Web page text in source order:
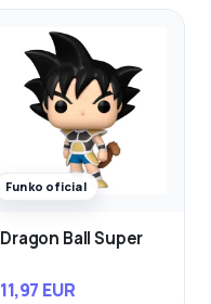
Funko oficial
Dragon Ball Super
11,97 EUR